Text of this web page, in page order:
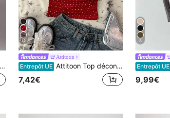
12
Attitoon
Entrepôt UE Attitoon Top décontracté à pois froncé pour femme, style rétro des années 70, polyvalent pour le quotidien, top d'été de vacances rouge et blanc à pois
7,42€
8
Entrepôt UE
9,99€